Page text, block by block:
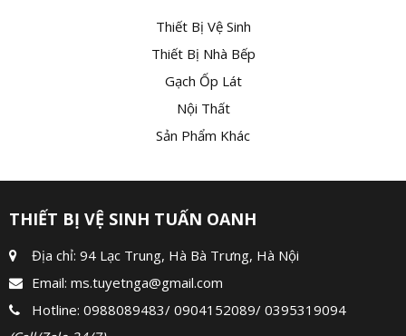
Thiết Bị Vệ Sinh
Thiết Bị Nhà Bếp
Gạch Ốp Lát
Nội Thất
Sản Phẩm Khác
THIẾT BỊ VỆ SINH TUẤN OANH
Địa chỉ: 94 Lạc Trung, Hà Bà Trưng, Hà Nội
Email: ms.tuyetnga@gmail.com
Hotline: 0988089483/ 0904152089/ 0395319094